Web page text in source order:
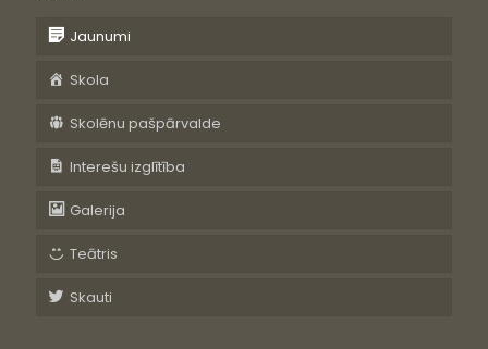
Jaunumi
Skola
Skolēnu pašpārvalde
Interešu izglītība
Galerija
Teātris
Skauti